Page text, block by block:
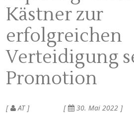
Kästner zur
erfolgreichen
Verteidigung
Promotion
AT 30. Mai 2022